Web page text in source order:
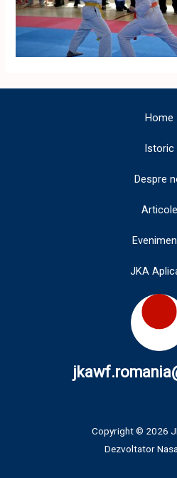
Home
Istoric
Despre
Articole
JKA
Copyright © 2026
Dezvoltator